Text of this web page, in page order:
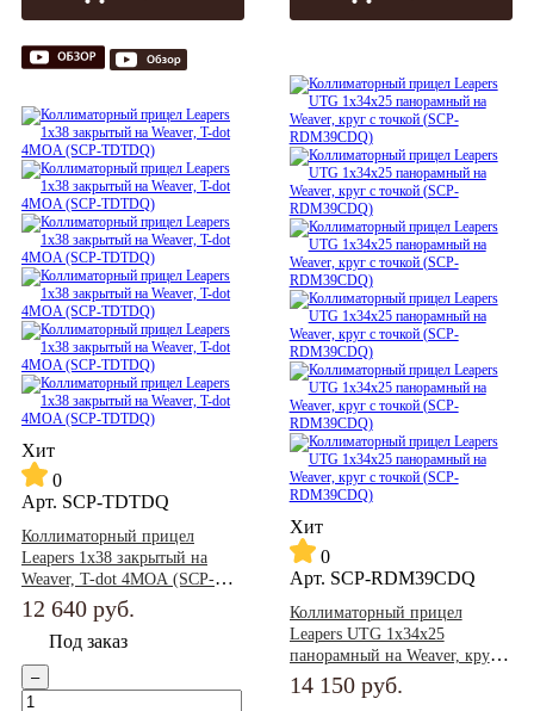
Хит
0
Арт. SCP-TDTDQ
Коллиматорный прицел
Leapers 1x38 закрытый на
Weaver, T-dot 4MOA (SCP-
TDTDQ)
12 640 руб.
Под заказ
–
Хит
0
Арт. SCP-RDM39CDQ
Коллиматорный прицел
Leapers UTG 1x34x25
панорамный на Weaver, круг с
точкой (SCP-RDM39CDQ)
14 150 руб.